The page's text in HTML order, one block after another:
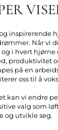
inspirerende
Når vi
i hvert
produktivitet
på en
oss til å
kan vi endre
valg som
og utvikle seg.